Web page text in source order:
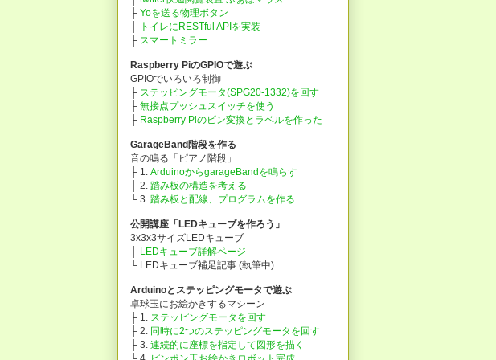
├ Yoを送る物理ボタン
├ トイレにRESTful APIを実装
├ スマートミラー
Raspberry PiのGPIOで遊ぶ
GPIOでいろいろ制御
├ ステッピングモータ(SPG20-1332)を回す
├ 無接点プッシュスイッチを使う
├ Raspberry Piのピン変換とラベルを作った
GarageBand階段を作る
音の鳴る「ピアノ階段」
├ 1. ArduinoからgarageBandを鳴らす
├ 2. 踏み板の構造を考える
└ 3. 踏み板と配線、プログラムを作る
公開講座「LEDキューブを作ろう」
3x3x3サイズLEDキューブ
├ LEDキューブ詳解ページ
└ LEDキューブ補足記事 (執筆中)
Arduinoとステッピングモータで遊ぶ
卓球玉にお絵かきするマシーン
├ 1. ステッピングモータを回す
├ 2. 同時に2つのステッピングモータを回す
├ 3. 連続的に座標を指定して図形を描く